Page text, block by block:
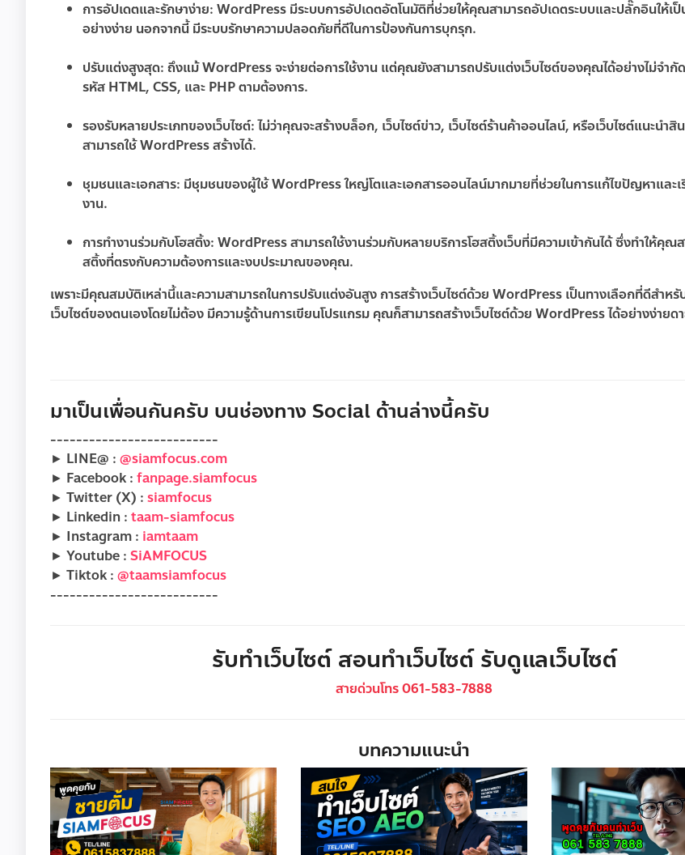
การอัปเดตและรักษาง่าย: WordPress มีระบบการอัปเดตอัตโนมัติที่ช่วยให้คุณสามารถอัปเดตระบบและปลั๊กอินให้เป็
อย่างง่าย นอกจากนี้ มีระบบรักษาความปลอดภัยที่ดีในการป้องกันการบุกรุก.
ปรับแต่งสูงสุด: ถึงแม้ WordPress จะง่ายต่อการใช้งาน แต่คุณยังสามารถปรับแต่งเว็บไซต์ของคุณได้อย่างไม่จำกั
รหัส HTML, CSS, และ PHP ตามต้องการ.
รองรับหลายประเภทของเว็บไซต์:ไม่ว่าคุณจะสร้างบล็อก, เว็บไซต์ข่าว, เว็บไซต์ร้านค้าออนไลน์, หรือเว็บไซต์แนะนำ
สามารถใช้ WordPress สร้างได้.
ชุมชนและเอกสาร: มีชุมชนของผู้ใช้ WordPress ใหญ่โตและเอกสารออนไลน์มากมายที่ช่วยในการแก้ไขปัญหาและเ
งาน.
การทำงานร่วมกับโฮสติ้ง: WordPress สามารถใช้งานร่วมกับหลายบริการโฮสติ้งเว็บที่มีความเข้ากันได้ ซึ่งทำให้คุณ
สติ้งที่ตรงกับความต้องการและงบประมาณของคุณ.
เพราะมีคุณสมบัติเหล่านี้และความสามารถในการปรับแต่งอันสูง การสร้างเว็บไซต์ด้วย WordPress เป็นทางเลือกที่ดีสำห
เว็บไซต์ของตนเองโดยไม่ต้อง มีความรู้ด้านการเขียนโปรแกรม คุณก็สามารถสร้างเว็บไซต์ด้วย WordPress ได้อย่างง่ายด
มาเป็นเพื่อนกันครับ บนช่องทาง Social ด้านล่างนี้ครับ
--------------------------
► LINE@ : @siamfocus.com
► Facebook : fanpage.siamfocus
► Twitter (X) : siamfocus
► Linkedin : taam-siamfocus
► Instagram : iamtaam
► Youtube : SiAMFOCUS
► Tiktok : @taamsiamfocus
--------------------------
รับทำเว็บไซต์ สอนทำเว็บไซต์ รับดูแลเว็บไซต์
สายด่วนโทร 061-583-7888
บทความแนะนำ